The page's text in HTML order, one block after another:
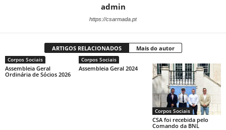
admin
https://csarmada.pt
ARTIGOS RELACIONADOS Mais do autor
Corpos Sociais
Assembleia Geral
Ordinária de Sócios 2026
Corpos Sociais
Assembleia Geral 2024
Corpos Sociais
CSA foi recebida pelo
Comando da BNL